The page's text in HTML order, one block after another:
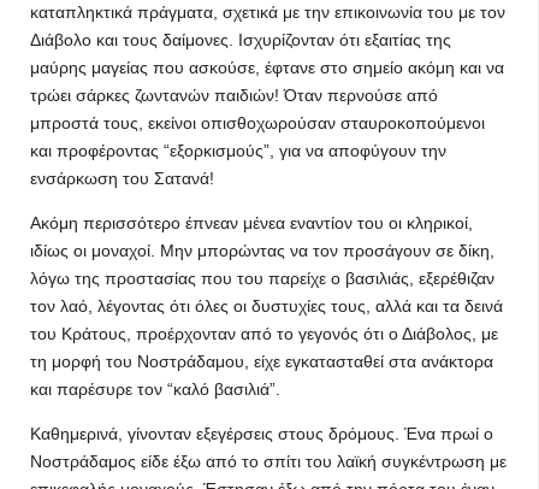
καταπληκτικά πράγματα, σχετικά με την επικοινωνία του με τον
Διάβολο και τους δαίμονες. Ισχυρίζονταν ότι εξαιτίας της
μαύρης μαγείας που ασκούσε, έφτανε στο σημείο ακόμη και να
τρώει σάρκες ζωντανών παιδιών! Όταν περνούσε από
μπροστά τους, εκείνοι οπισθοχωρούσαν σταυροκοπούμενοι
και προφέροντας “εξορκισμούς”, για να αποφύγουν την
ενσάρκωση του Σατανά!
Ακόμη περισσότερο έπνεαν μένεα εναντίον του οι κληρικοί,
ιδίως οι μοναχοί. Μην μπορώντας να τον προσάγουν σε δίκη,
λόγω της προστασίας που του παρείχε ο βασιλιάς, εξερέθιζαν
τον λαό, λέγοντας ότι όλες οι δυστυχίες τους, αλλά και τα δεινά
του Κράτους, προέρχονταν από το γεγονός ότι ο Διάβολος, με
τη μορφή του Νοστράδαμου, είχε εγκατασταθεί στα ανάκτορα
και παρέσυρε τον “καλό βασιλιά”.
Καθημερινά, γίνονταν εξεγέρσεις στους δρόμους. Ένα πρωί ο
Νοστράδαμος είδε έξω από το σπίτι του λαϊκή συγκέντρωση με